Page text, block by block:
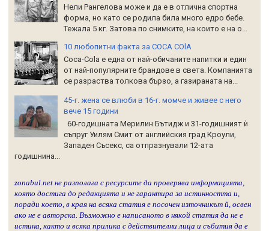
Нели Рангелова може и да е в отлична спортна
форма, но като се родила била много едро бебе.
Тежала 5 кг. Затова по снимките, на които е на о...
10 любопитни факта за COCA COlA
Coca-Cola е една от най-обичаните напитки и един
от най-популярните брандове в света. Компанията
се разраства толкова бързо, а газираната на...
45-г. жена се влюби в 16-г. момче и живее с него
вече 15 години
60-годишната Мерилин Бътидж и 31-годишният ѝ
съпруг Уилям Смит от английския град Кроули,
Западен Съсекс, са отпразнували 12-ата
годишнина...
zonabul.net не разполага с ресурсите да проверява информацията,
която достига до редакцията и не гарантира за истинността и,
поради което, в края на всяка статия е посочен източникът й, освен
ако не е авторска. Възможно е написаното в някой статия да не е
истина, както и всяка прилика с действителни лица и събития да е